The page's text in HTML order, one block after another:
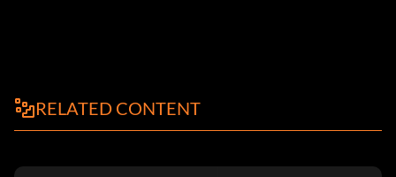
RELATED CONTENT